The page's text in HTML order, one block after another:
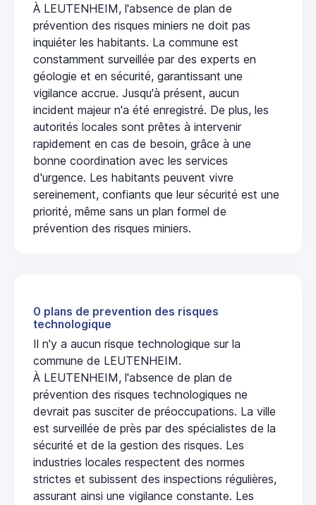
À LEUTENHEIM, l'absence de plan de
prévention des risques miniers ne doit pas
inquiéter les habitants. La commune est
constamment surveillée par des experts en
géologie et en sécurité, garantissant une
vigilance accrue. Jusqu'à présent, aucun
incident majeur n'a été enregistré. De plus, les
autorités locales sont prêtes à intervenir
rapidement en cas de besoin, grâce à une
bonne coordination avec les services
d'urgence. Les habitants peuvent vivre
sereinement, confiants que leur sécurité est une
priorité, même sans un plan formel de
prévention des risques miniers.
0 plans de prevention des risques
technologique
Il n'y a aucun risque technologique sur la
commune de LEUTENHEIM.
À LEUTENHEIM, l'absence de plan de
prévention des risques technologiques ne
devrait pas susciter de préoccupations. La ville
est surveillée de près par des spécialistes de la
sécurité et de la gestion des risques. Les
industries locales respectent des normes
strictes et subissent des inspections régulières,
assurant ainsi une vigilance constante. Les